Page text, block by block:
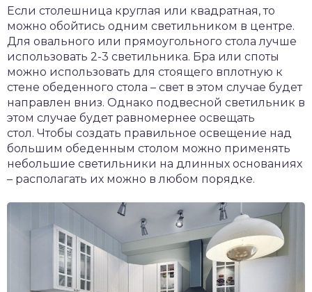
Если столешница круглая или квадратная, то
можно обойтись одним светильником в центре.
Для овального или прямоугольного стола лучше
использовать 2-3 светильника. Бра или споты
можно использовать для стоящего вплотную к
стене обеденного стола – свет в этом случае будет
направлен вниз. Однако подвесной светильник в
этом случае будет равномернее освещать
стол. Чтобы создать правильное освещение над
большим обеденным столом можно применять
небольшие светильники на длинных основаниях
– располагать их можно в любом порядке.